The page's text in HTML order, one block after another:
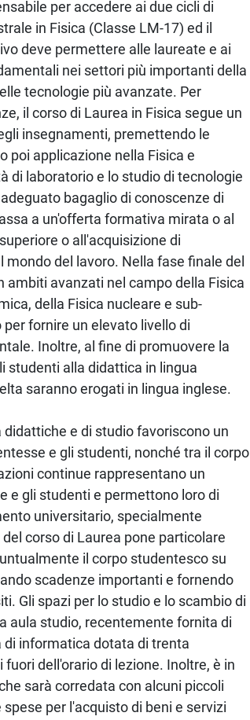
per accedere ai due cicli di
in Fisica (Classe LM-17) ed il
deve permettere alle laureate e ai
nei settori più importanti della
tecnologie più avanzate. Per
il corso di Laurea in Fisica segue un
insegnamenti, premettendo le
poi applicazione nella Fisica e
di laboratorio e lo studio di tecnologie
bagaglio di conoscenze di
a un'offerta formativa mirata o al
o all'acquisizione di
del lavoro. Nella fase finale del
ambiti avanzati nel campo della Fisica
della Fisica nucleare e sub-
fornire un elevato livello di
Inoltre, al fine di promuovere la
studenti alla didattica in lingua
saranno erogati in lingua inglese.
e di studio favoriscono un
e gli studenti, nonché tra il corpo
continue rappresentano un
e gli studenti e permettono loro di
universitario, specialmente
corso di Laurea pone particolare
il corpo studentesco su
scadenze importanti e fornendo
Gli spazi per lo studio e lo scambio di
aula studio, recentemente fornita di
di informatica dotata di trenta
dell'orario di lezione. Inoltre, è in
sarà corredata con alcuni piccoli
per l'acquisto di beni e servizi